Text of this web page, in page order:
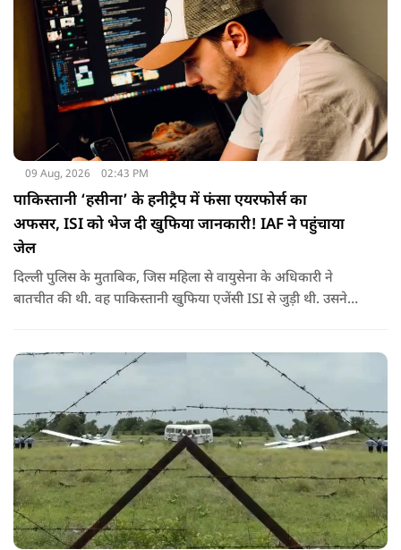
09 Aug, 2026 02:43 PM
पाकिस्तानी ‘हसीना’ के हनीट्रैप में फंसा एयरफोर्स का
अफसर, ISI को भेज दी खुफिया जानकारी! IAF ने पहुंचाया
जेल
दिल्ली पुलिस के मुताबिक, जिस महिला से वायुसेना के अधिकारी ने
बातचीत की थी. वह पाकिस्तानी खुफिया एजेंसी ISI से जुड़ी थी. उसने